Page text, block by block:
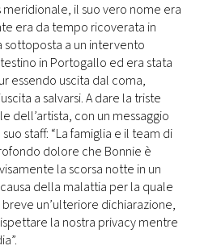
meridionale, il suo vero nome era
era da tempo ricoverata in
a un intervento
in Portogallo ed era stata
essendo uscita dal coma,
a salvarsi. A dare la triste
dell’artista, con un messaggio
staff: “La famiglia e il team di
dolore che Bonnie è
la scorsa notte in un
della malattia per la quale
un’ulteriore dichiarazione,
la nostra privacy mentre